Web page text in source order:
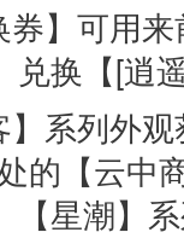
券】可用
兑换【[逍
系列外
的【云中
【星潮】